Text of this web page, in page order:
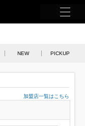
NEW PICKUP
加盟店一覧はこちら